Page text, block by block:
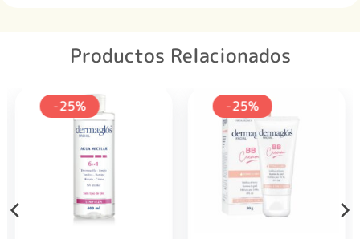
Productos Relacionados
-25% -25%